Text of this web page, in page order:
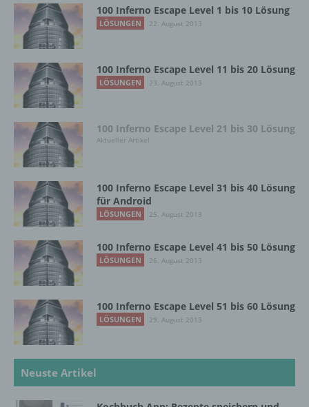
100 Inferno Escape Level 1 bis 10 Lösung
LÖSUNGEN 22. August 2013
100 Inferno Escape Level 11 bis 20 Lösung
LÖSUNGEN 23. August 2013
100 Inferno Escape Level 21 bis 30 Lösung
Aktueller Artikel
100 Inferno Escape Level 31 bis 40 Lösung
für Android
LÖSUNGEN 25. August 2013
100 Inferno Escape Level 41 bis 50 Lösung
LÖSUNGEN 26. August 2013
100 Inferno Escape Level 51 bis 60 Lösung
LÖSUNGEN 29. August 2013
Neuste Artikel
einer Erklärung oder einer sonstigen
eindeutigen bestätigenden Handlung, mit der
die betroffene Person zu verstehen gibt, dass
sie mit der Verarbeitung der sie betreffenden
personenbezogenen Daten einverstanden
ist.
Name und Anschrift des für die Verarbeitung
Verantwortlichen
Verantwortlicher im Sinne der Datenschutz-
Grundverordnung, sonstiger in den Mitgliedstaaten
der Europäischen Union geltenden
Datenschutzgesetze und anderer Bestimmungen
mit datenschutzrechtlichem Charakter ist die:
InnoMobile GmbH
Schlehenweg 20
18069 Lambrechtshagen
DE
Cookies / SessionStorage / LocalStorage